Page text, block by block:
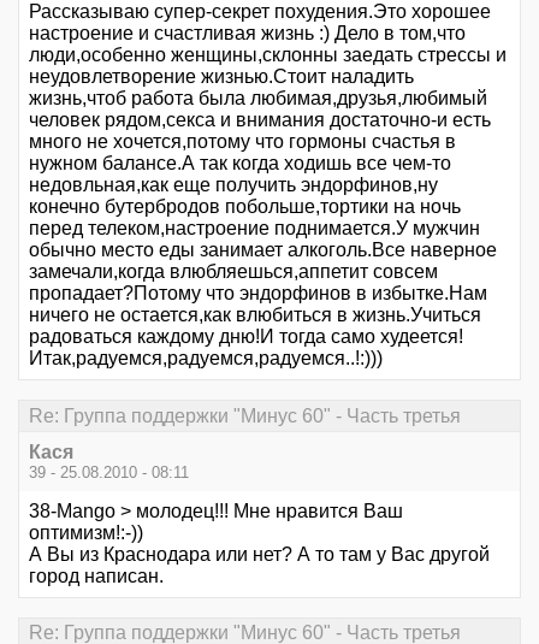
Рассказываю супер-секрет похудения.Это хорошее
настроение и счастливая жизнь :) Дело в том,что
люди,особенно женщины,склонны заедать стрессы и
неудовлетворение жизнью.Стоит наладить
жизнь,чтоб работа была любимая,друзья,любимый
человек рядом,секса и внимания достаточно-и есть
много не хочется,потому что гормоны счастья в
нужном балансе.А так когда ходишь все чем-то
недовльная,как еще получить эндорфинов,ну
конечно бутербродов побольше,тортики на ночь
перед телеком,настроение поднимается.У мужчин
обычно место еды занимает алкоголь.Все наверное
замечали,когда влюбляешься,аппетит совсем
пропадает?Потому что эндорфинов в избытке.Нам
ничего не остается,как влюбиться в жизнь.Учиться
радоваться каждому дню!И тогда само худеется!
Итак,радуемся,радуемся,радуемся..!:)))
Re: Группа поддержки "Минус 60" - Часть третья
Кася
39 - 25.08.2010 - 08:11
38-Mango > молодец!!! Мне нравится Ваш
оптимизм!:-))
А Вы из Краснодара или нет? А то там у Вас другой
город написан.
Re: Группа поддержки "Минус 60" - Часть третья